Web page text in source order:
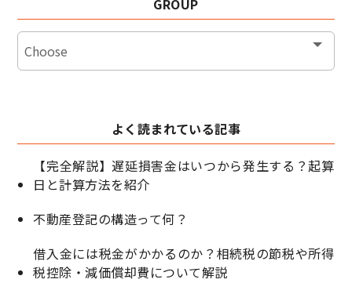
GROUP
よく読まれている記事
【完全解説】遅延損害金はいつから発生する？起算
日と計算方法を紹介
不動産登記の構造って何？
借入金には税金がかかるのか？相続税の節税や所得
税控除・減価償却費について解説